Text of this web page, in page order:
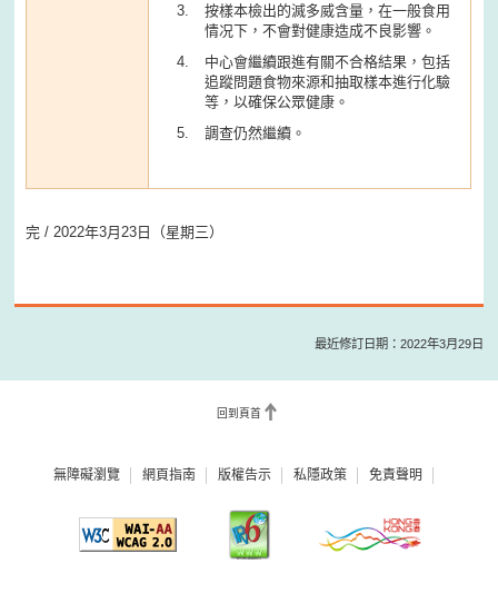
按樣本檢出的滅多威含量，在一般食用
情况下，不會對健康造成不良影響。
中心會繼續跟進有關不合格結果，包括
追蹤問題食物來源和抽取樣本進行化驗
等，以確保公眾健康。
調查仍然繼續。
完 / 2022年3月23日（星期三）
最近修訂日期：2022年3月29日
回到頁首
無障礙瀏覽 網頁指南 版權告示 私隱政策 免責聲明